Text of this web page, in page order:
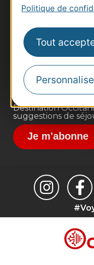
Politique de
Tout
Thermalisme
Pros d'Occitanie
Site presse et
Voyagistes
Destination Sport
Inscrivez-vous à la
Destination
suggestions de
Je m'abonne